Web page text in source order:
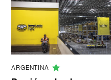
ARGENTINA